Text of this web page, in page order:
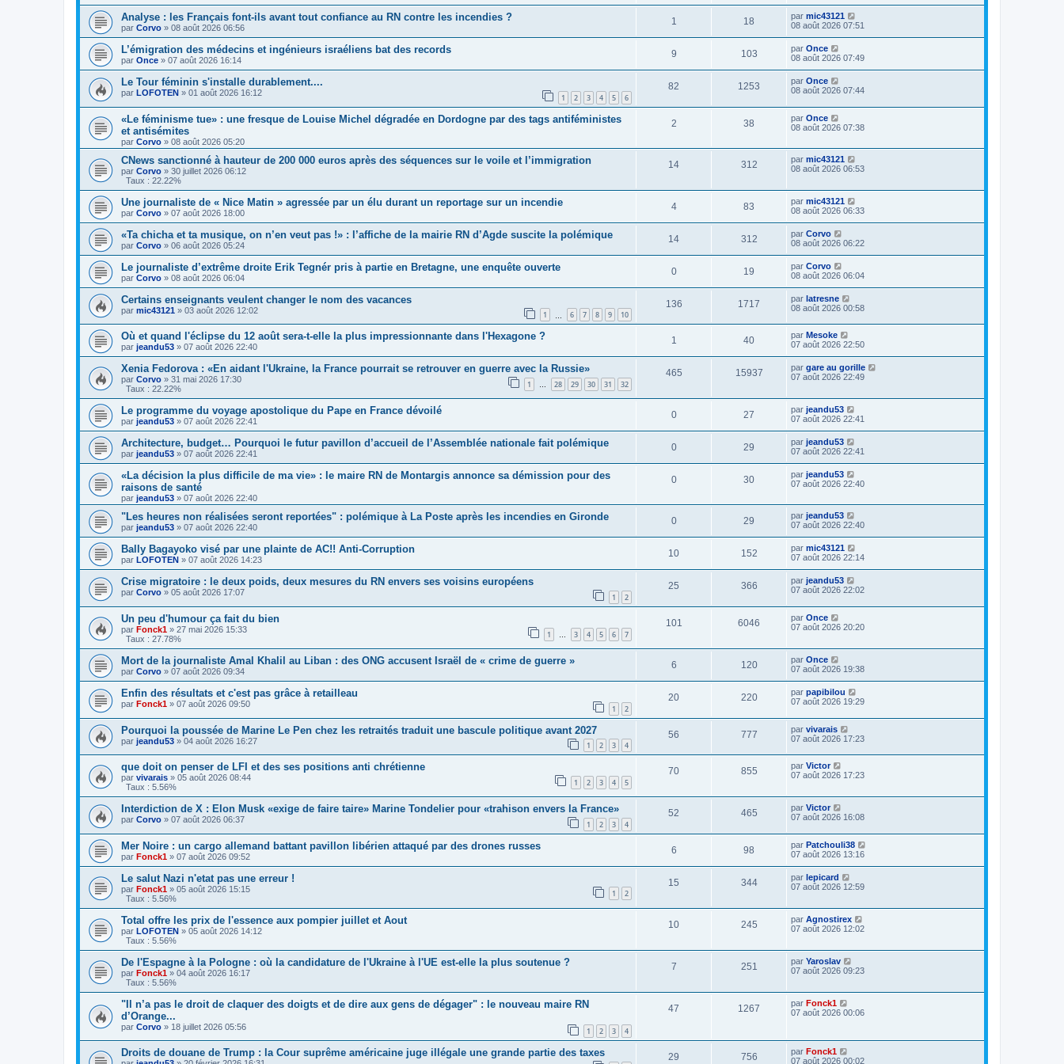
Analyse : les Français font-ils avant tout confiance au RN contre les incendies ?
par Corvo » 08 août 2026 06:56
1 18 par mic43121
08 août 2026 07:51
L’émigration des médecins et ingénieurs israéliens bat des records
par Once » 07 août 2026 16:14
9 103 par Once
08 août 2026 07:49
Le Tour féminin s'installe durablement....
par LOFOTEN » 01 août 2026 16:12 1 2 3 4 5 6
82 1253 par Once
08 août 2026 07:44
«Le féminisme tue» : une fresque de Louise Michel dégradée en Dordogne par des tags antiféministes
et antisémites
par Corvo » 08 août 2026 05:20
2 38 par Once
08 août 2026 07:38
CNews sanctionné à hauteur de 200 000 euros après des séquences sur le voile et l’immigration
par Corvo » 30 juillet 2026 06:12
Taux : 22.22%
14 312 par mic43121
08 août 2026 06:53
Une journaliste de « Nice Matin » agressée par un élu durant un reportage sur un incendie
par Corvo » 07 août 2026 18:00
4 83 par mic43121
08 août 2026 06:33
«Ta chicha et ta musique, on n’en veut pas !» : l’affiche de la mairie RN d’Agde suscite la polémique
par Corvo » 06 août 2026 05:24
14 312 par Corvo
08 août 2026 06:22
Le journaliste d’extrême droite Erik Tegnér pris à partie en Bretagne, une enquête ouverte
par Corvo » 08 août 2026 06:04
0 19 par Corvo
08 août 2026 06:04
Certains enseignants veulent changer le nom des vacances
par mic43121 » 03 août 2026 12:02 1 6 7 8 9 10
136 1717 par latresne
08 août 2026 00:58
Où et quand l'éclipse du 12 août sera-t-elle la plus impressionnante dans l'Hexagone ?
par jeandu53 » 07 août 2026 22:40
1 40 par Mesoke
07 août 2026 22:50
Xenia Fedorova : «En aidant l'Ukraine, la France pourrait se retrouver en guerre avec la Russie»
par Corvo » 31 mai 2026 17:30 1 … 28 29 30 31 32
Taux : 22.22%
465 15937 par gare au gorille
07 août 2026 22:49
Le programme du voyage apostolique du Pape en France dévoilé
par jeandu53 » 07 août 2026 22:41
0 27 par jeandu53
07 août 2026 22:41
Architecture, budget… Pourquoi le futur pavillon d’accueil de l’Assemblée nationale fait polémique
par jeandu53 » 07 août 2026 22:41
0 29 par jeandu53
07 août 2026 22:41
«La décision la plus difficile de ma vie» : le maire RN de Montargis annonce sa démission pour des
raisons de santé
par jeandu53 » 07 août 2026 22:40
0 30 par jeandu53
07 août 2026 22:40
"Les heures non réalisées seront reportées" : polémique à La Poste après les incendies en Gironde
par jeandu53 » 07 août 2026 22:40
0 29 par jeandu53
07 août 2026 22:40
Bally Bagayoko visé par une plainte de AC!! Anti-Corruption
par LOFOTEN » 07 août 2026 14:23
10 152 par mic43121
07 août 2026 22:14
Crise migratoire : le deux poids, deux mesures du RN envers ses voisins européens
par Corvo » 05 août 2026 17:07 1 2
25 366 par jeandu53
07 août 2026 22:02
Un peu d'humour ça fait du bien
par Fonck1 » 27 mai 2026 15:33 1 … 3 4 5 6 7
Taux : 27.78%
101 6046 par Once
07 août 2026 20:20
Mort de la journaliste Amal Khalil au Liban : des ONG accusent Israël de « crime de guerre »
par Corvo » 07 août 2026 09:34
6 120 par Once
07 août 2026 19:38
Enfin des résultats et c'est pas grâce à retailleau
par Fonck1 » 07 août 2026 09:50 1 2
20 220 par papibilou
07 août 2026 19:29
Pourquoi la poussée de Marine Le Pen chez les retraités traduit une bascule politique avant 2027
par jeandu53 » 04 août 2026 16:27 1 2 3 4
56 777 par vivarais
07 août 2026 17:23
que doit on penser de LFI et des ses positions anti chrétienne
par vivarais » 05 août 2026 08:44 1 2 3 4 5
Taux : 5.56%
70 855 par Victor
07 août 2026 17:23
Interdiction de X : Elon Musk «exige de faire taire» Marine Tondelier pour «trahison envers la France»
par Corvo » 07 août 2026 06:37 1 2 3 4
52 465 par Victor
07 août 2026 16:08
Mer Noire : un cargo allemand battant pavillon libérien attaqué par des drones russes
par Fonck1 » 07 août 2026 09:52
6 98 par Patchouli38
07 août 2026 13:16
Le salut Nazi n'etat pas une erreur !
par Fonck1 » 05 août 2026 15:15 1 2
Taux : 5.56%
15 344 par lepicard
07 août 2026 12:59
Total offre les prix de l'essence aux pompier juillet et Aout
par LOFOTEN » 05 août 2026 14:12
Taux : 5.56%
10 245 par Agnostirex
07 août 2026 12:02
De l'Espagne à la Pologne : où la candidature de l'Ukraine à l'UE est-elle la plus soutenue ?
par Fonck1 » 04 août 2026 16:17
Taux : 5.56%
7 251 par Yaroslav
07 août 2026 09:23
"Il n’a pas le droit de claquer des doigts et de dire aux gens de dégager" : le nouveau maire RN
d’Orange...
par Corvo » 18 juillet 2026 05:56 1 2 3 4
47 1267 par Fonck1
07 août 2026 00:06
Droits de douane de Trump : la Cour suprême américaine juge illégale une grande partie des taxes 29 756 par Fonck1
07 août 2026 00:02